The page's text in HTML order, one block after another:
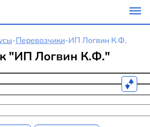
-Перевозчики-ИП Логвин К.Ф.
"ИП Логвин К.Ф."